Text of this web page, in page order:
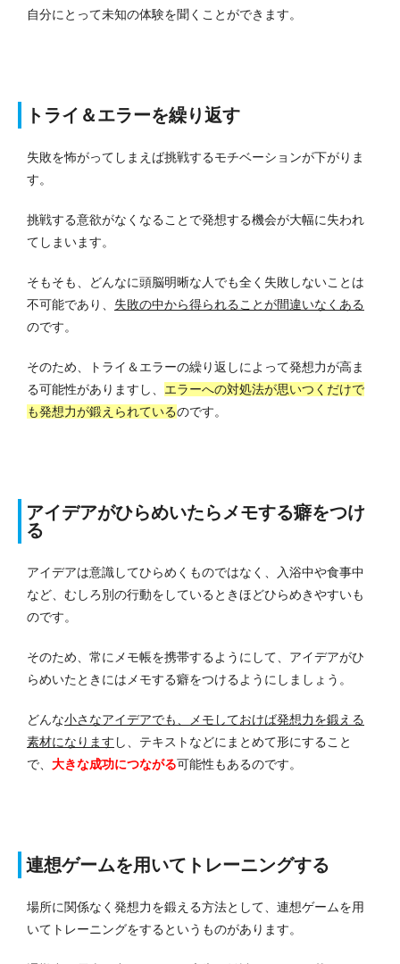
自分にとって未知の体験を聞くことができます。
トライ＆エラーを繰り返す
失敗を怖がってしまえば挑戦するモチベーションが下がりま
す。
挑戦する意欲がなくなることで発想する機会が大幅に失われ
てしまいます。
そもそも、どんなに頭脳明晰な人でも全く失敗しないことは
不可能であり、 失敗の中から得られることが間違いなくある
のです。
そのため、トライ＆エラーの繰り返しによって発想力が高ま
る可能性がありますし、 エラーへの対処法が思いつくだけで
も発想力が鍛えられているのです。
アイデアがひらめいたらメモする癖をつけ
る
アイデアは意識してひらめくものではなく、入浴中や食事中
など、むしろ別の行動をしているときほどひらめきやすいも
のです。
そのため、常にメモ帳を携帯するようにして、アイデアがひ
らめいたときにはメモする癖をつけるようにしましょう。
どんな小さなアイデアでも、メモしておけば発想力を鍛える
素材になります し、テキストなどにまとめて形にすること
で、 大きな成功につながる可能性もあるのです。
連想ゲームを用いてトレーニングする
場所に関係なく発想力を鍛える方法として、連想ゲームを用
いてトレーニングをするというものがあります。